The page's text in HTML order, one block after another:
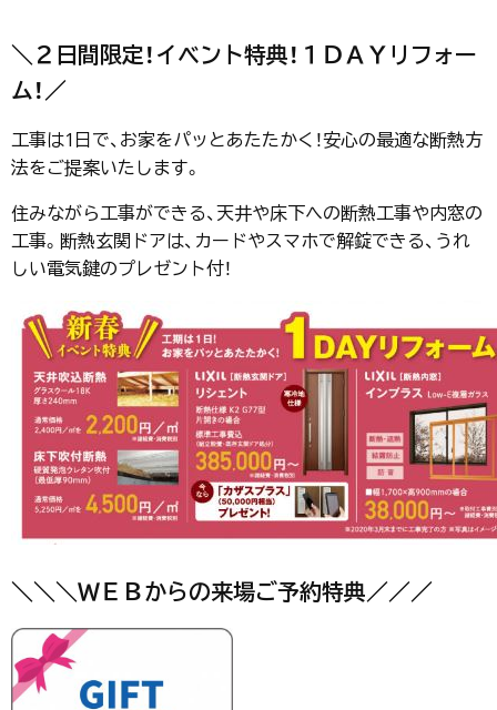
＼２日間限定！イベント特典！１ＤＡＹリフォー
ム！／
工事は1日で、お家をパッとあたたかく！安心の最適な断熱方
法をご提案いたします。
住みながら工事ができる、天井や床下への断熱工事や内窓の
工事。断熱玄関ドアは、カードやスマホで解錠できる、うれ
しい電気鍵のプレゼント付！
＼＼＼ＷＥＢからの来場ご予約特典／／／